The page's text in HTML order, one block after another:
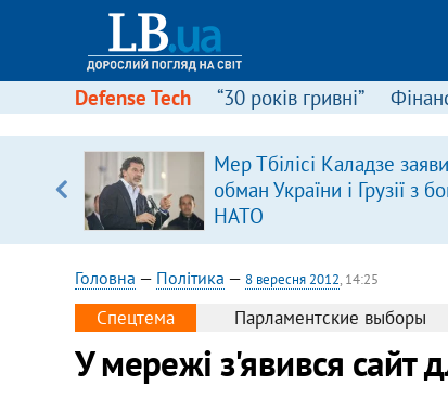
Defense Tech “30 років гривні”
Мер Тбілісі Каладзе
обман України і Грузії з
НАТО
Головна — Політика — 8 вересня 2012, 14:25
Спецтема Парламентские выборы
У мережі з'явився сайт